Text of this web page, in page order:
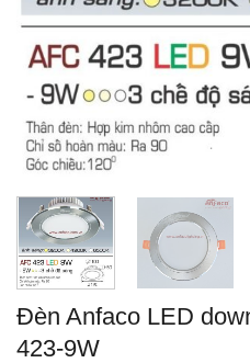
Đèn Anfaco LED
423-9W